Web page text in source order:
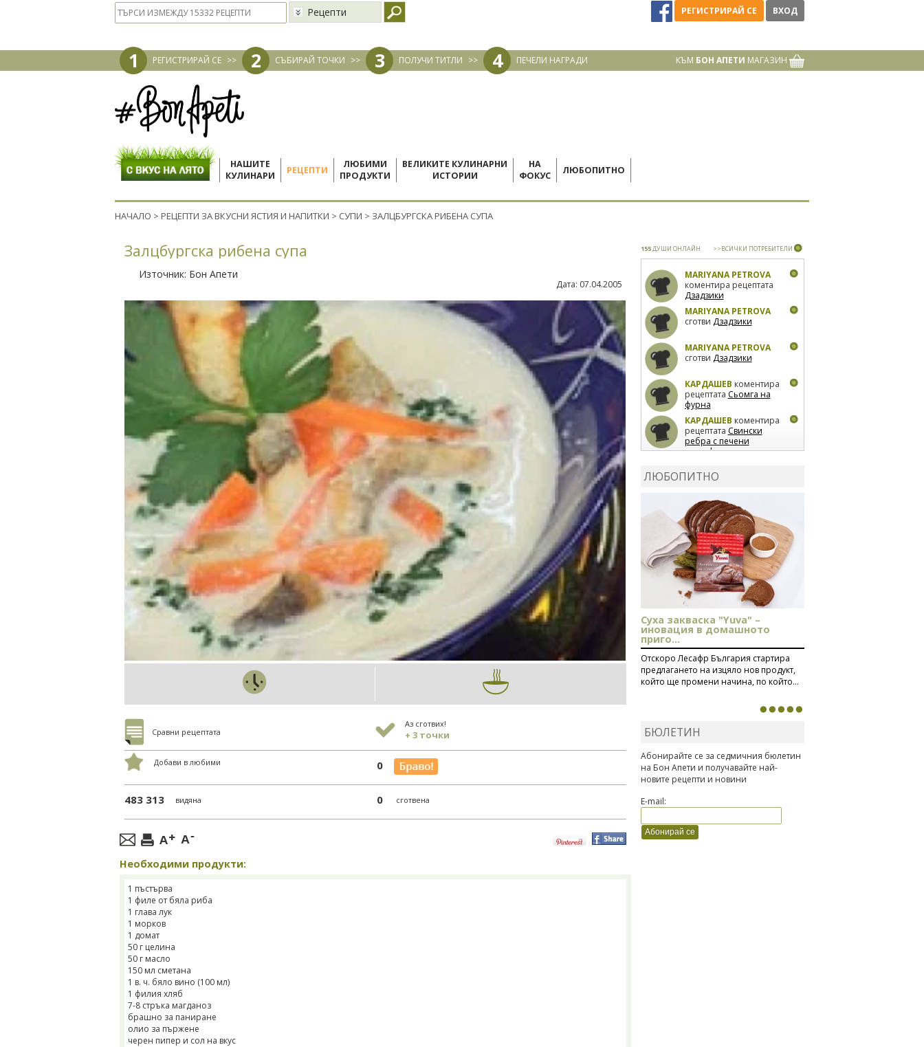
Рецепти РЕГИСТРИРАЙ СЕ ВХОД
1 РЕГИСТРИРАЙ СЕ >> 2 СЪБИРАЙ ТОЧКИ >> 3 ПОЛУЧИ ТИТЛИ >> 4 ПЕЧЕЛИ НАГРАДИ КЪМ БОН АПЕТИ МАГАЗИН
НАШИТЕ
КУЛИНАРИ
РЕЦЕПТИ
ЛЮБИМИ
ПРОДУКТИ
ВЕЛИКИТЕ КУЛИНАРНИ
ИСТОРИИ
НА
ФОКУС
ЛЮБОПИТНО
НАЧАЛО > РЕЦЕПТИ ЗА ВКУСНИ ЯСТИЯ И НАПИТКИ > СУПИ > ЗАЛЦБУРГСКА РИБЕНА СУПА
Залцбургска рибена супа
Източник: Бон Апети
Дата: 07.04.2005
Сравни рецептата
Аз сготвих!
+ 3 точки
Добави в любими 0
483 313 видяна 0 сготвена
Необходими продукти:
1 пъстърва
1 филе от бяла риба
1 глава лук
1 морков
1 домат
50 г целина
50 г масло
150 мл сметана
1 в. ч. бяло вино (100 мл)
1 филия хляб
7-8 стръка магданоз
брашно за паниране
олио за пържене
черен пипер и сол на вкус
155ДУШИ ОНЛАЙН >>ВСИЧКИ ПОТРЕБИТЕЛИ
MARIYANA PETROVA
коментира рецептата
Дзадзики
MARIYANA PETROVA
сготви Дзадзики
MARIYANA PETROVA
сготви Дзадзики
КАРДАШЕВ коментира
рецептата Сьомга на
фурна
КАРДАШЕВ коментира
рецептата Свински
ребра с печени
картофи
лимон
коментира рецептата
Киноа със зеленчуци
ЛЮБОПИТНО
Суха закваска "Yuva" –
иновация в домашното
приго...
Отскоро Лесафр България стартира
предлагането на изцяло нов продукт,
който ще промени начина, по който...
БЮЛЕТИН
Абонирайте се за седмичния бюлетин
на Бон Апети и получавайте най-
новите рецепти и новини
E-mail: